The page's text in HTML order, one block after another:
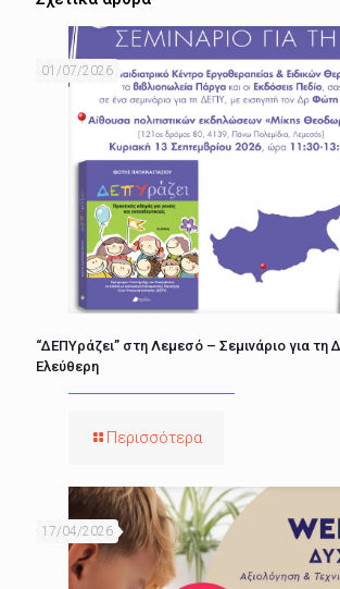
01/07/2026
“ΔΕΠΥράζει” στη Λεμεσό – Σεμινάριο για τη
Ελεύθερη
Περισσότερα
17/04/2026